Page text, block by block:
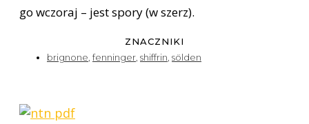
go wczoraj – jest spory (w szerz).
ZNACZNIKI
brignone fenninger shiffrin sölden